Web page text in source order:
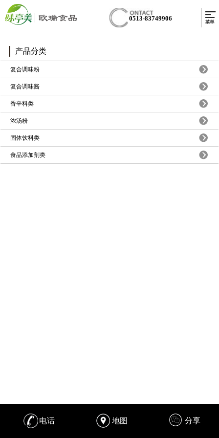
0513-83749906
产品分类
复合调味粉
复合调味酱
香辛料类
浓汤粉
固体饮料类
食品添加剂类
电话 地图 分享